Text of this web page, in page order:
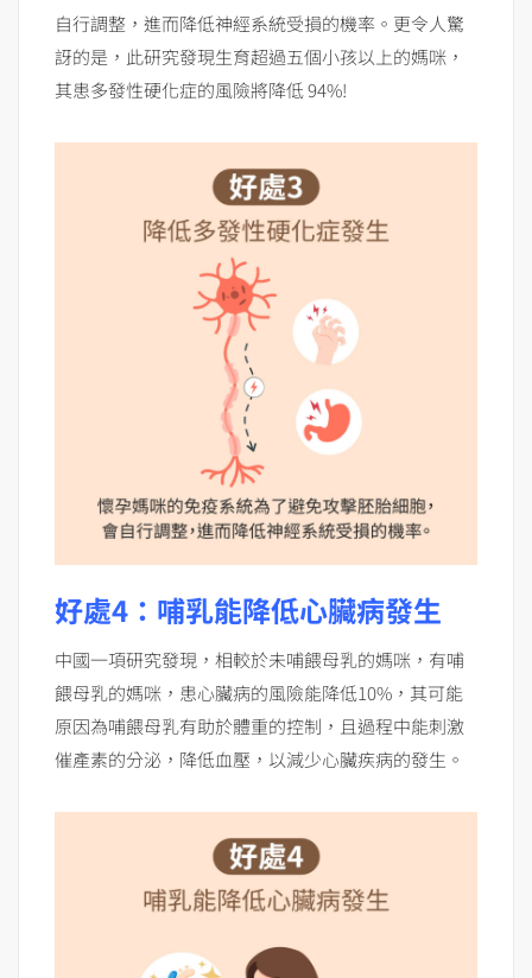
自行調整，進而降低神經系統受損的機率。更令人驚
訝的是，此研究發現生育超過五個小孩以上的媽咪，
其患多發性硬化症的風險將降低 94%!
好處4：哺乳能降低心臟病發生
中國一項研究發現，相較於未哺餵母乳的媽咪，有哺
餵母乳的媽咪，患心臟病的風險能降低10%，其可能
原因為哺餵母乳有助於體重的控制，且過程中能刺激
催產素的分泌，降低血壓，以減少心臟疾病的發生。